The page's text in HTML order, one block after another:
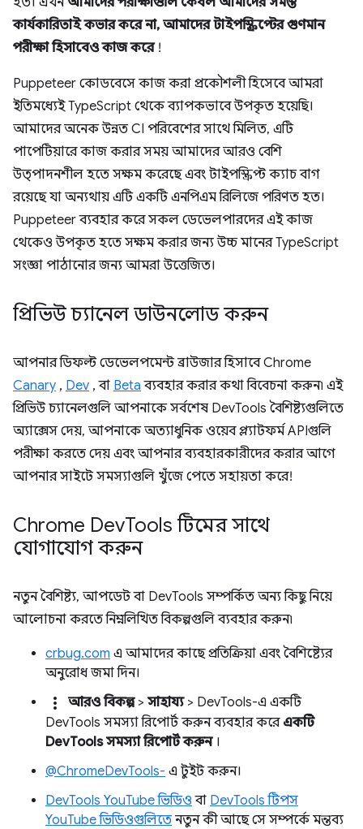
কার্যকারিতাই কভার করে না, আমাদের টাইপস্ক্রিপ্টের গুণমান
পরীক্ষা হিসাবেও কাজ করে!
Puppeteer কোডবেসে কাজ করা প্রকৌশলী হিসেবে আমরা
ইতিমধ্যেই TypeScript থেকে ব্যাপকভাবে উপকৃত হয়েছি।
আমাদের অনেক উন্নত CI পরিবেশের সাথে মিলিত, এটি
পাপেটিয়ারে কাজ করার সময় আমাদের আরও বেশি
উত্পাদনশীল হতে সক্ষম করেছে এবং টাইপস্ক্রিপ্ট ক্যাচ বাগ
রয়েছে যা অন্যথায় এটি একটি এনপিএম রিলিজে পরিণত হত।
Puppeteer ব্যবহার করে সকল ডেভেলপারদের এই কাজ
থেকেও উপকৃত হতে সক্ষম করার জন্য উচ্চ মানের TypeScript
সংজ্ঞা পাঠানোর জন্য আমরা উত্তেজিত।
প্রিভিউ চ্যানেল ডাউনলোড করুন
আপনার ডিফল্ট ডেভেলপমেন্ট ব্রাউজার হিসাবে Chrome
Canary , Dev , বা Beta ব্যবহার করার কথা বিবেচনা করুন৷ এই
প্রিভিউ চ্যানেলগুলি আপনাকে সর্বশেষ DevTools বৈশিষ্ট্যগুলিতে
অ্যাক্সেস দেয়, আপনাকে অত্যাধুনিক ওয়েব প্ল্যাটফর্ম APIগুলি
পরীক্ষা করতে দেয় এবং আপনার ব্যবহারকারীদের করার আগে
আপনার সাইটে সমস্যাগুলি খুঁজে পেতে সহায়তা করে!
Chrome DevTools টিমের সাথে
যোগাযোগ করুন
নতুন বৈশিষ্ট্য, আপডেট বা DevTools সম্পর্কিত অন্য কিছু নিয়ে
আলোচনা করতে নিম্নলিখিত বিকল্পগুলি ব্যবহার করুন৷
crbug.com এ আমাদের কাছে প্রতিক্রিয়া এবং বৈশিষ্ট্যের
অনুরোধ জমা দিন।
more_vert আরও বিকল্প> সাহায্য> DevTools-এ একটি
DevTools সমস্যা রিপোর্ট করুন ব্যবহার করে একটি
DevTools সমস্যা রিপোর্ট করুন।
@ChromeDevTools- এ টুইট করুন।
DevTools YouTube ভিডিও বা DevTools টিপস
YouTube ভিডিওগুলিতে নতুন কী আছে সে সম্পর্কে মন্তব্য